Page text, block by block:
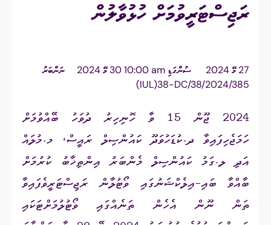
ރަޖިސްޓަރީވުމަށް ހުޅުވާލުން
27 މޭ 2024 ސުންގަޑި am ⁧10:00 30 މޭ 2024
ނަންބަރު
(IUL)38-DC/38/2024/385
2024 ޖޫން 15 ވާ ހޮނިހިރު ދުވަހު ބޭއްވުމަށް
ހަމަޖެހިފައިވާ ދ.ކުޑަހުވަދޫ ކައުންސިލް ރައީސް، މ.މުލައް
އަދި ލ.ގަމު ކައުންސިލް މެންބަރު އިންތިޚާބު ކުރުމަށް
ބާއްވާ ބައި-އިލެކްޝަނުގައި ވޯޓުލާން ރަޖިސްޓަރީވެފައިވާ
ތަން ނޫން އެހެން ތަނެއްގައި ވޯޓުލުމަށްޓަކައި